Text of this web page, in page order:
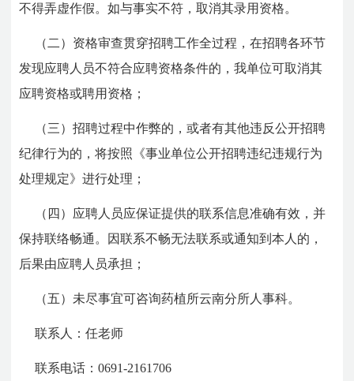
不得弄虚作假。如与事实不符，取消其录用资格。
（二）资格审查贯穿招聘工作全过程，在招聘各环节
发现应聘人员不符合应聘资格条件的，我单位可取消其
应聘资格或聘用资格；
（三）招聘过程中作弊的，或者有其他违反公开招聘
纪律行为的，将按照《事业单位公开招聘违纪违规行为
处理规定》进行处理；
（四）应聘人员应保证提供的联系信息准确有效，并
保持联络畅通。因联系不畅无法联系或通知到本人的，
后果由应聘人员承担；
（五）未尽事宜可咨询药植所云南分所人事科。
联系人：任老师
联系电话：0691-2161706